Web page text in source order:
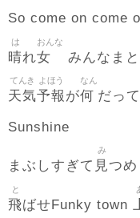
So come on come
晴
は
れ女
おんな
みんなま
天気
てんき
予報
よほう
が何
なん
だっ
Sunshine
まぶしすぎて 見
み
つ
飛
と
ばせFunky town